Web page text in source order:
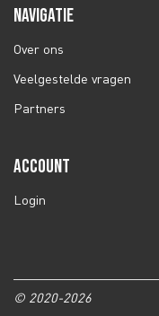
NAVIGATIE
Over ons
Veelgestelde vragen
Partners
ACCOUNT
Login
© 2020-2026